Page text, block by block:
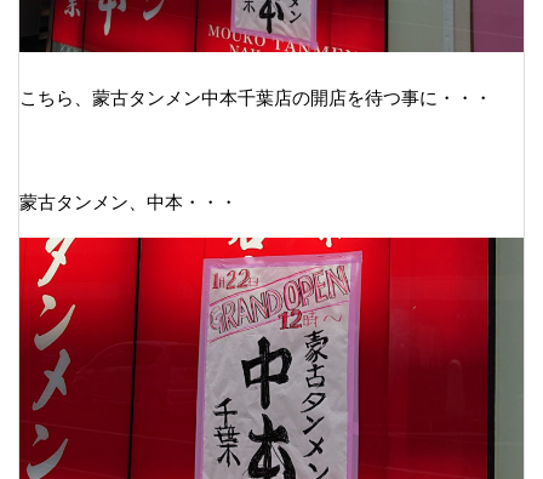
こちら、蒙古タンメン中本千葉店の開店を待つ事に・・・
蒙古タンメン、中本・・・